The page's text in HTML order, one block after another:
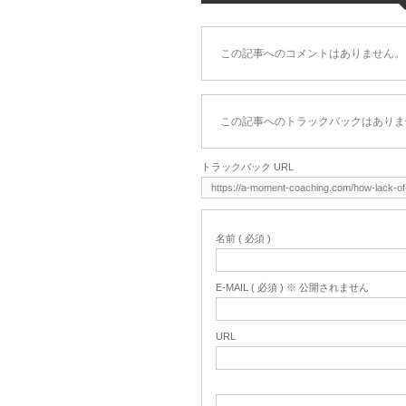
この記事へのコメントはありません。
この記事へのトラックバックはあり
トラックバック URL
名前 ( 必須 )
E-MAIL ( 必須 ) ※ 公開されません
URL